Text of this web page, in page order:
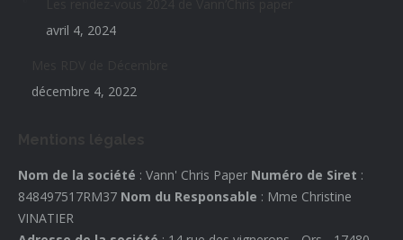
avril 4, 2024
décembre 4, 2022
Nom de la société : Vann' Chris Paper Numéro de Siret :
848497517RM37 Nom du Responsable : Mme Christine
VINATIER